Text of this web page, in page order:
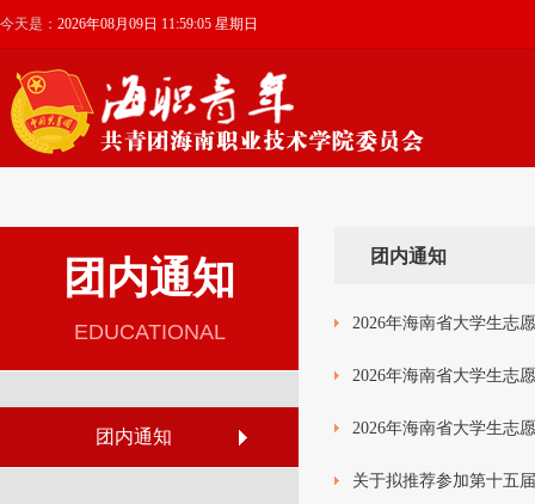
今天是： 2026年08月09日 11:59:05 星期日
团内通知
EDUCATIONAL
团内通知
团内通知
2026年海南省大学生志
2026年海南省大学生志
2026年海南省大学生志
关于拟推荐参加第十五